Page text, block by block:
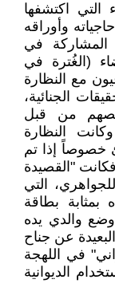
التي اكتشفها
وأوراقه
المشاركة في
(الغُترة في
مع النظارة
الجنائية،
من قبل
النظارة
خصوصاً إذا تم
"القصيدة
التي
بمثابة بطاقة
والدي يده
عن جناح
في اللهجة
الديوانية